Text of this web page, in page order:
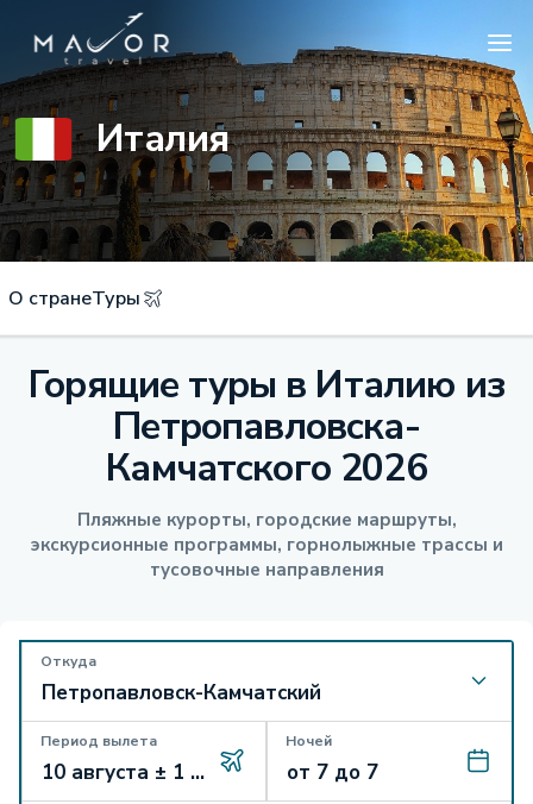
Италия
О странеТуры
Горящие туры в Италию из
Петропавловска-
Камчатского 2026
Пляжные курорты, городские маршруты,
экскурсионные программы, горнолыжные трассы и
тусовочные направления
Откуда
Период вылета Ночей